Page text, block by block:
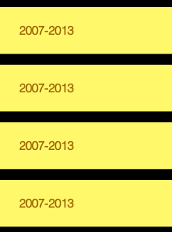
2007-2013
2007-2013
2007-2013
2007-2013